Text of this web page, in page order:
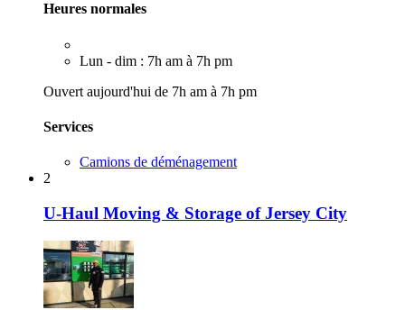
Heures normales
Lun - dim : 7h am à 7h pm
Ouvert aujourd'hui de 7h am à 7h pm
Services
Camions de déménagement
2
U-Haul Moving & Storage of Jersey City